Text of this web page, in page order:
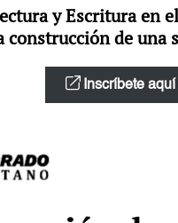
y Escritura en
construcción de una
Inscríbete aquí